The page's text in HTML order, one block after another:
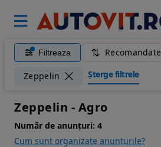
Filtreaza Recomandate
Zeppelin Șterge filtrele
Zeppelin - Agro
Număr de anunțuri: 4
Cum sunt organizate anunturile?